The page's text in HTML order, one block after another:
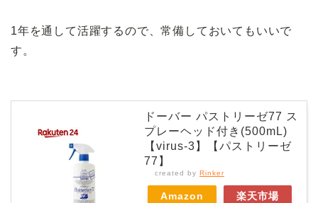
1年を通して活躍するので、常備しておいてもいいで
す。
ドーバー パストリーゼ77 ス
プレーヘッド付き(500mL)
【virus-3】【パストリーゼ
77】
created by Rinker
Amazon 楽天市場